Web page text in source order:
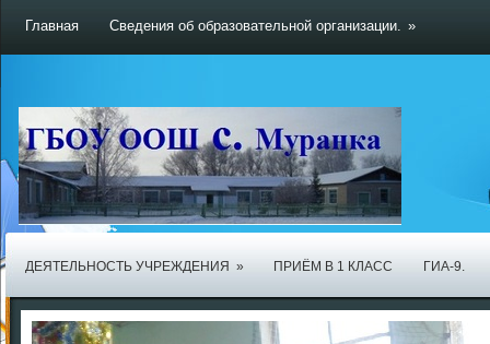
Главная Сведения об образовательной организации. »
ДЕЯТЕЛЬНОСТЬ УЧРЕЖДЕНИЯ » ПРИЁМ В 1 КЛАСС ГИА-9.